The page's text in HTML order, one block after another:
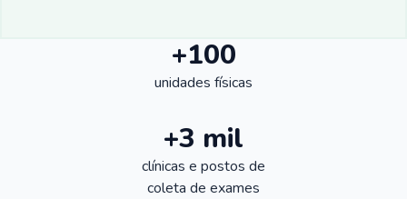
+100
unidades físicas
+3 mil
clínicas e postos de
coleta de exames